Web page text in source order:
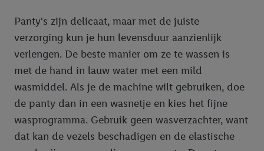
Panty's zijn delicaat, maar met de juiste
verzorging kun je hun levensduur aanzienlijk
verlengen. De beste manier om ze te wassen is
met de hand in lauw water met een mild
wasmiddel. Als je de machine wilt gebruiken, doe
de panty dan in een wasnetje en kies het fijne
wasprogramma. Gebruik geen wasverzachter, want
dat kan de vezels beschadigen en de elastische